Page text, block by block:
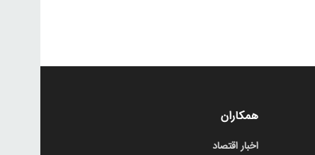
همکاران
اخبار اقتصاد